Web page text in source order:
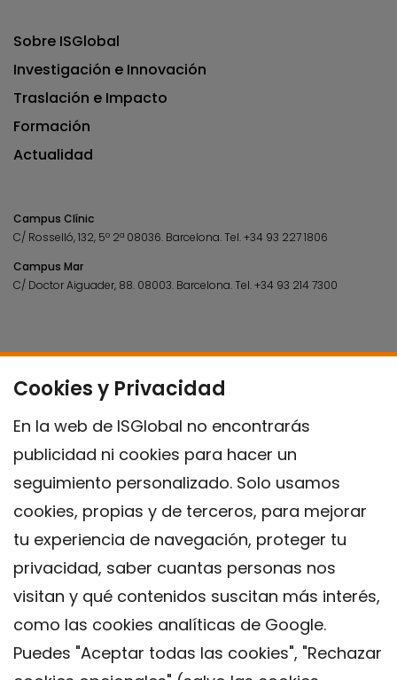
Cookies y Privacidad
En la web de ISGlobal no encontrarás
publicidad ni cookies para hacer un
seguimiento personalizado. Solo usamos
cookies, propias y de terceros, para mejorar
tu experiencia de navegación, proteger tu
privacidad, saber cuantas personas nos
visitan y qué contenidos suscitan más interés,
como las cookies analíticas de Google.
Puedes "Aceptar todas las cookies", "Rechazar
Sobre ISGlobal
Investigación e Innovación
Traslación e Impacto
Formación
Actualidad
Campus Clínic
C/ Rosselló, 132, 5º 2ª 08036. Barcelona.Tel.+34 93 227 1806
Campus Mar
C/ Doctor Aiguader, 88. 08003. Barcelona.Tel.+34 93 214 7300